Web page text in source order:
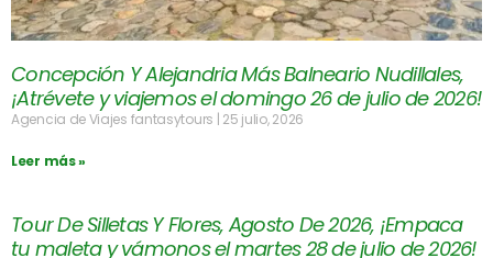
Concepción Y Alejandria Más Balneario Nudillales,
¡Atrévete y viajemos el domingo 26 de julio de 2026!
Agencia de Viajes fantasytours 25 julio, 2026
Leer más »
Tour De Silletas Y Flores, Agosto De 2026, ¡Empaca
tu maleta y vámonos el martes 28 de julio de 2026!